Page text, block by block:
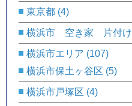
東京都 (4)
横浜市 空き家 片付け
横浜市エリア (107)
横浜市保土ヶ谷区 (5)
横浜市戸塚区 (4)